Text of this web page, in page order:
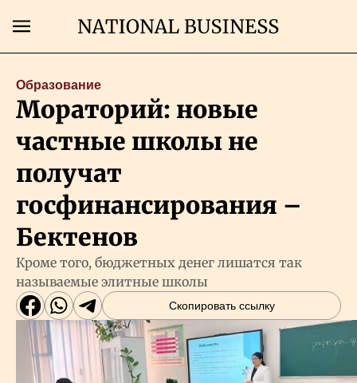
Главная
Бизнес
Рынки
Технологии
Власть
Образование
Мораторий: новые
частные школы не
получат
госфинансирования –
Бектенов
Кроме того, бюджетных денег лишатся так
называемые элитные школы
Скопировать ссылку